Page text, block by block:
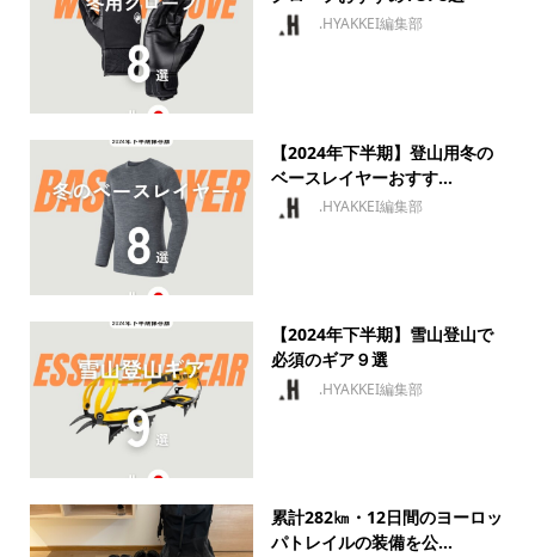
.HYAKKEI編集部
【2024年下半期】登山用冬の
ベースレイヤーおすす...
.HYAKKEI編集部
【2024年下半期】雪山登山で
必須のギア９選
.HYAKKEI編集部
累計282㎞・12日間のヨーロッ
パトレイルの装備を公...